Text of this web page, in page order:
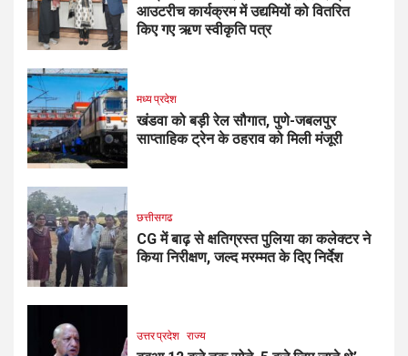
आउटरीच कार्यक्रम में उद्यमियों को वितरित
किए गए ऋण स्वीकृति पत्र
मध्य प्रदेश
खंडवा को बड़ी रेल सौगात, पुणे-जबलपुर
साप्ताहिक ट्रेन के ठहराव को मिली मंजूरी
छत्तीसगढ
CG में बाढ़ से क्षतिग्रस्त पुलिया का कलेक्टर ने
किया निरीक्षण, जल्द मरम्मत के दिए निर्देश
उत्तर प्रदेश राज्य